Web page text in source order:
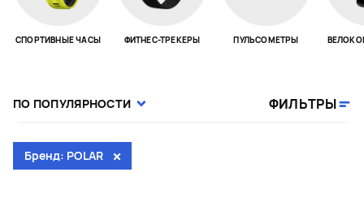
СПОРТИВНЫЕ ЧАСЫ ФИТНЕС-ТРЕКЕРЫ ПУЛЬСОМЕТРЫ
ПО ПОПУЛЯРНОСТИ ФИЛЬТРЫ
Бренд: POLAR